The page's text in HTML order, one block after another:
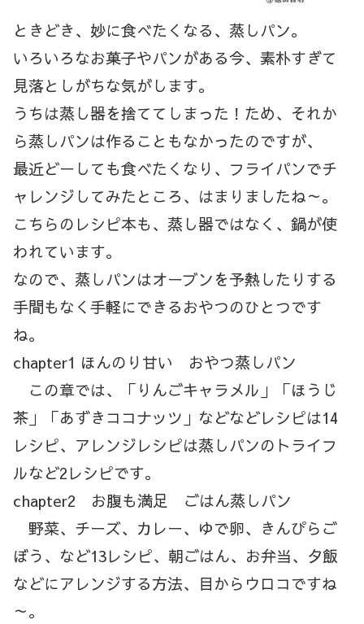
ときどき、妙に食べたくなる、蒸しパン。
いろいろなお菓子やパンがある今、素朴すぎて
見落としがちな気がします。
うちは蒸し器を捨ててしまった！ため、それか
ら蒸しパンは作ることもなかったのですが、
最近どーしても食べたくなり、フライパンでチ
ャレンジしてみたところ、はまりましたね～。
こちらのレシピ本も、蒸し器ではなく、鍋が使
われています。
なので、蒸しパンはオーブンを予熱したりする
手間もなく手軽にできるおやつのひとつです
ね。
chapter1 ほんのり甘い おやつ蒸しパン
この章では、「りんごキャラメル」「ほうじ
茶」「あずきココナッツ」などなどレシピは14
レシピ、アレンジレシピは蒸しパンのトライフ
ルなど2レシピです。
chapter2 お腹も満足 ごはん蒸しパン
野菜、チーズ、カレー、ゆで卵、きんぴらご
ぼう、など13レシピ、朝ごはん、お弁当、夕飯
などにアレンジする方法、目からウロコですね
～。